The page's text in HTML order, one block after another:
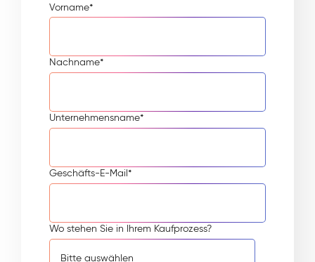
Vorname*
Nachname*
Unternehmensname*
Geschäfts-E-Mail*
Wo stehen Sie in Ihrem Kaufprozess?